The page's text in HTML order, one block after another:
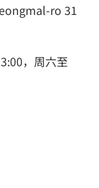
ro 31
，周六至